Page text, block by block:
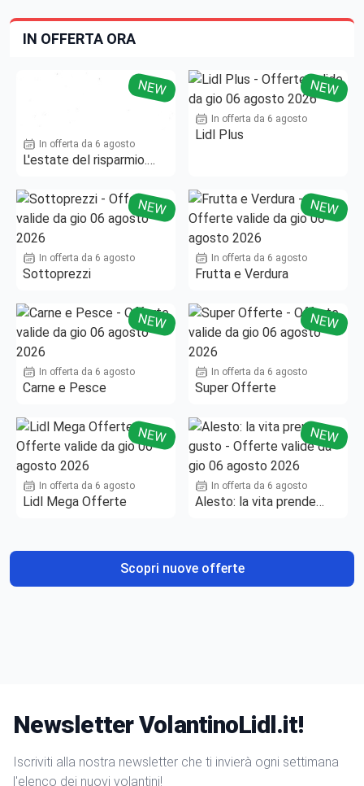
IN OFFERTA ORA
NEW
In offerta da 6 agosto
L'estate del risparmio.
NEW
In offerta da 6 agosto
Lidl Plus
NEW
In offerta da 6 agosto
Sottoprezzi
NEW
In offerta da 6 agosto
Frutta e Verdura
NEW
In offerta da 6 agosto
Carne e Pesce
NEW
In offerta da 6 agosto
Super Offerte
NEW
In offerta da 6 agosto
Lidl Mega Offerte
NEW
In offerta da 6 agosto
Alesto: la vita prende
Scopri nuove offerte
Newsletter VolantinoLidl.it!
Iscriviti alla nostra newsletter che ti invierà ogni settimana
l'elenco dei nuovi volantini!